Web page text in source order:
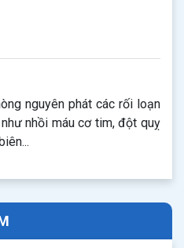
nguyên phát các rối loạn
nhồi máu cơ tim, đột quỵ